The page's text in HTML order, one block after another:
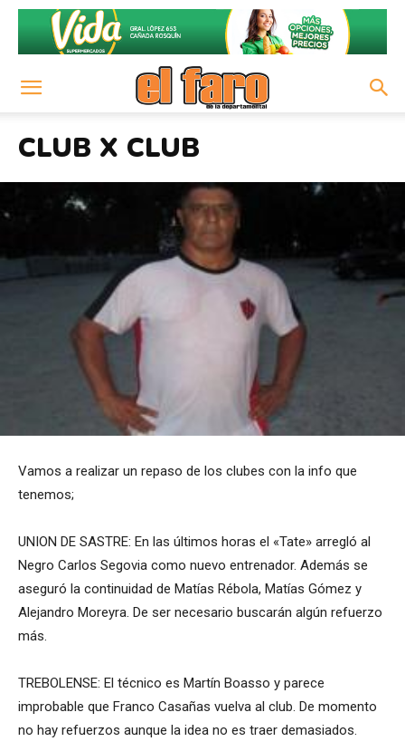
CLUB X CLUB
Vamos a realizar un repaso de los clubes con la info que
tenemos;
UNION DE SASTRE: En las últimos horas el «Tate» arregló al
Negro Carlos Segovia como nuevo entrenador. Además se
aseguró la continuidad de Matías Rébola, Matías Gómez y
Alejandro Moreyra. De ser necesario buscarán algún refuerzo
más.
TREBOLENSE: El técnico es Martín Boasso y parece
improbable que Franco Casañas vuelva al club. De momento
no hay refuerzos aunque la idea no es traer demasiados.